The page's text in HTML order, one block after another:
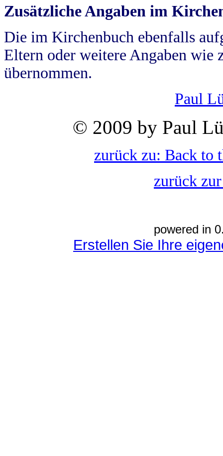
Zusätzliche Angaben im
Die im Kirchenbuch ebenfalls
Eltern oder weitere Angaben wie
übernommen.
Paul
© 2009 by Paul
zurück zu: Back to
zurück
powered in
Erstellen Sie Ihre